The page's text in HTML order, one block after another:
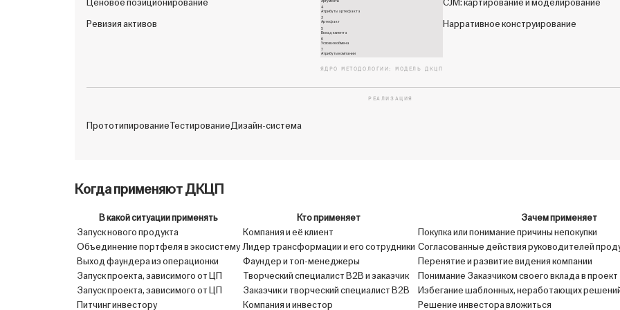
Ценовое позиционирование
Ревизия активов
4
Атрибуты артефакта
3
Артефакт
5
Вклад клиента
6
Условия обмена
7
Атрибуты компании
ЯДРО МЕТОДОЛОГИИ: МОДЕЛЬ ДКЦП
CJM: картирование и моделирование
Нарративное конструирование
РЕАЛИЗАЦИЯ
ПрототипированиеТестированиеДизайн-система
Когда применяют ДКЦП
В какой ситуации применять Кто применяет
Зачем применяет
Запуск нового продукта
Компания и её клиент
Покупка или понимание причины непокупки
Объединение портфеля в экосистему Лидер трансформации и его сотрудники Согласованные действия руководителей
Выход фаундера из операционки
Фаундер и топ-менеджеры
Перенятие и развитие видения компании
Запуск проекта, зависимого от ЦП
Творческий специалист B2B и заказчик
Понимание Заказчиком своего вклада в проект
Запуск проекта, зависимого от ЦП
Заказчик и творческий специалист B2B
Избегание шаблонных, неработающих
Питчинг инвестору
Компания и инвестор Решение инвестора вложиться